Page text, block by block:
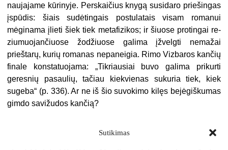
Sutikimas
naujajame kūrinyje. Perskaičius knygą susidaro priešingas
įspūdis: šiais sudėtingais postulatais visam romanui
mėginama įlieti šiek tiek metafizikos; ir šiuose protingai re­
ziumuojančiuose žodžiuose galima įžvelgti nemažai
prieštarų, kurių ro­manas nepaneigia. Rimo Vizbaros kančių
finale konstatuojama: „Tik­riausiai buvo galima prikurti
geres­nių pasaulių, tačiau kiekvienas su­kuria tiek, kiek
sugeba“ (p. 336). Ar ne iš šio suvokimo kilęs bejėgišku­mas
gimdo savižudos kančią?